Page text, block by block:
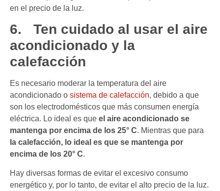
en el precio de la luz.
6.
Ten cuidado al usar el aire
acondicionado y la
calefacción
Es necesario moderar la temperatura del aire
acondicionado o sistema de calefacción, debido a que
son los electrodomésticos que más consumen energía
eléctrica. Lo ideal es que el aire acondicionado se
mantenga por encima de los 25° C. Mientras que para
la calefacción, lo ideal es que se mantenga por
encima de los 20° C.
Hay diversas formas de evitar el excesivo consumo
energético y, por lo tanto, de evitar el alto precio de la luz.